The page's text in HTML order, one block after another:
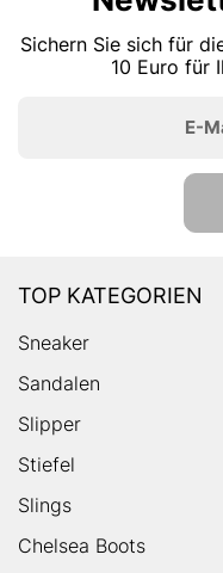
Sichern Sie sich für
10 Euro für
E-
TOP KATEGORIEN
Sneaker
Sandalen
Slipper
Stiefel
Slings
Chelsea Boots